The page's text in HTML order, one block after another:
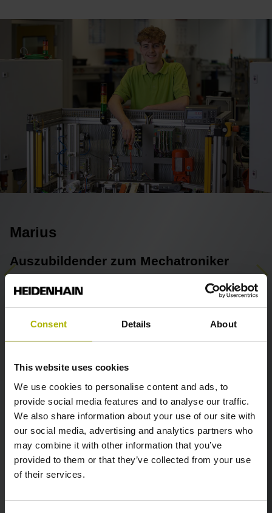
Consent Details About
This website uses cookies
We use cookies to personalise content and ads, to
provide social media features and to analyse our traffic.
We also share information about your use of our site with
our social media, advertising and analytics partners who
may combine it with other information that you’ve
provided to them or that they’ve collected from your use
of their services.
Marius
Auszubildender zum Mechatroniker
„Abwechslungsreich, top Förderung, ein tolles Umfeld und
eine moderne Arbeitsumgebung. So würde ich meine
Ausbildung zum Mechatroniker kurz beschreiben. Die
Ausbildungsalltag. Besonders gefällt mir der Themen-Mix
topausgestatteten Arbeitsplätze und das eigene iPad für
den Theorie-Unterricht und die Berufsschule wird uns das
Lernen enorm erleichtert. Darüber hinaus schätze ich die
flexiblen Arbeitszeiten und die Kantine im Unternehmen.
Rundum kann ich die Ausbildung jedem weiterempfehlen,
der eine vielseitige und zukunftssichere Karriere anstrebt.“